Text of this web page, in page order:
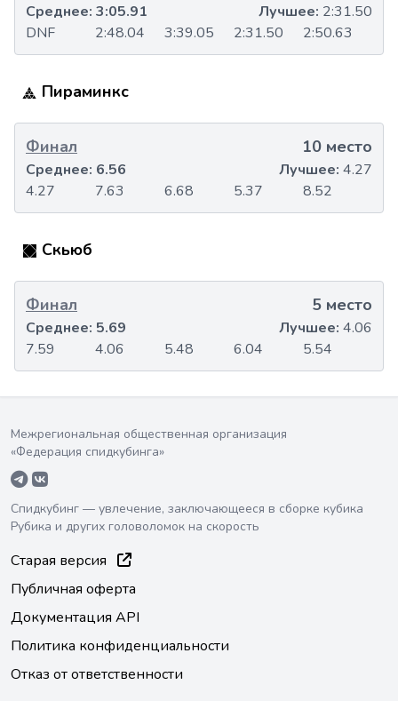
DNF 2:48.04 3:39.05 2:31.50 2:50.63
Среднее: 3:05.91 Лучшее: 2:31.50
Пираминкс
Финал 10 место
4.27 7.63 6.68 5.37 8.52
Среднее: 6.56 Лучшее: 4.27
Скьюб
Финал 5 место
7.59 4.06 5.48 6.04 5.54
Среднее: 5.69 Лучшее: 4.06
Межрегиональная общественная организация
«Федерация спидкубинга»
Спидкубинг — увлечение, заключающееся в сборке кубика
Рубика и других головоломок на скорость
Старая версия
Публичная оферта
Документация API
Политика конфиденциальности
Отказ от ответственности